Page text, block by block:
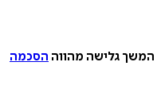
המשך גלישה מהווה הסכמה